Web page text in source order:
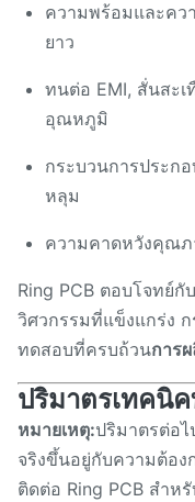
ความพร้อมและคว
ยาว
ทนต่อ EMI, สั่นสะเ
อุณหภูมิ
กระบวนการประก
หลุม
ความคาดหวังคุณภ
Ring PCB ตอบโจทย์
วิศวกรรมที่แข็งแกร่ง
ทดสอบที่ครบถ้วนการ
ปริมาตรเทคนิค
หมายเหตุ:ปริมาตรต่อไ
จริงขึ้นอยู่กับความต้อ
ติดต่อ Ring PCB สําห